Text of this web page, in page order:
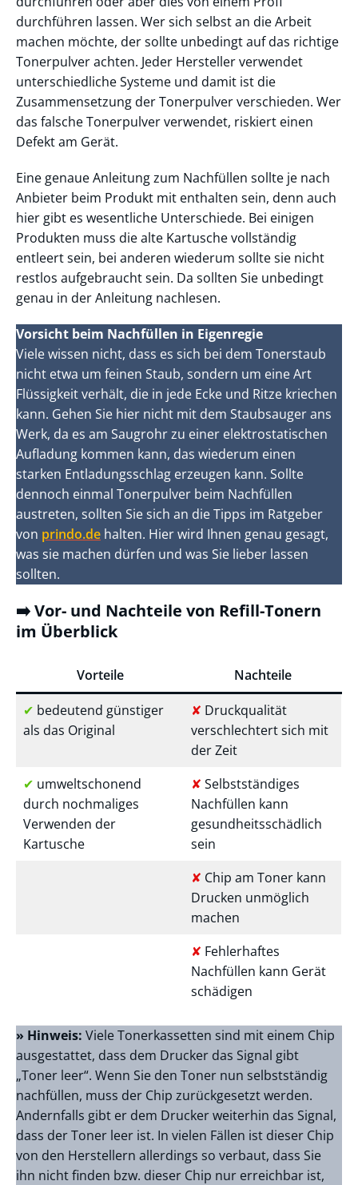
durchführen lassen. Wer sich selbst an die Arbeit
machen möchte, der sollte unbedingt auf das richtige
Tonerpulver achten. Jeder Hersteller verwendet
unterschiedliche Systeme und damit ist die
Zusammensetzung der Tonerpulver verschieden. Wer
das falsche Tonerpulver verwendet, riskiert einen
Defekt am Gerät.
Eine genaue Anleitung zum Nachfüllen sollte je nach
Anbieter beim Produkt mit enthalten sein, denn auch
hier gibt es wesentliche Unterschiede. Bei einigen
Produkten muss die alte Kartusche vollständig
entleert sein, bei anderen wiederum sollte sie nicht
restlos aufgebraucht sein. Da sollten Sie unbedingt
genau in der Anleitung nachlesen.
Vorsicht beim Nachfüllen in Eigenregie
Viele wissen nicht, dass es sich bei dem Tonerstaub
nicht etwa um feinen Staub, sondern um eine Art
Flüssigkeit verhält, die in jede Ecke und Ritze kriechen
kann. Gehen Sie hier nicht mit dem Staubsauger ans
Werk, da es am Saugrohr zu einer elektrostatischen
Aufladung kommen kann, das wiederum einen
starken Entladungsschlag erzeugen kann. Sollte
dennoch einmal Tonerpulver beim Nachfüllen
austreten, sollten Sie sich an die Tipps im Ratgeber
von prindo.de halten. Hier wird Ihnen genau gesagt,
was sie machen dürfen und was Sie lieber lassen
sollten.
➡️ Vor- und Nachteile von Refill-Tonern
im Überblick
Vorteile
Nachteile
✔ bedeutend günstiger
als das Original
✘ Druckqualität
verschlechtert sich mit
der Zeit
✔ umweltschonend
durch nochmaliges
Verwenden der
Kartusche
✘ Selbstständiges
Nachfüllen kann
gesundheitsschädlich
sein
✘ Chip am Toner kann
Drucken unmöglich
machen
✘ Fehlerhaftes
Nachfüllen kann Gerät
schädigen
» Hinweis: Viele Tonerkassetten sind mit einem Chip
ausgestattet, dass dem Drucker das Signal gibt
„Toner leer“. Wenn Sie den Toner nun selbstständig
nachfüllen, muss der Chip zurückgesetzt werden.
Andernfalls gibt er dem Drucker weiterhin das Signal,
dass der Toner leer ist. In vielen Fällen ist dieser Chip
von den Herstellern allerdings so verbaut, dass Sie
ihn nicht finden bzw. dieser Chip nur erreichbar ist,